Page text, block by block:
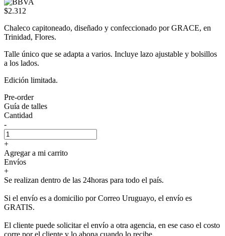
$2.312
Chaleco capitoneado, diseñado y confeccionado por GRACE, en
Trinidad, Flores.
Talle único que se adapta a varios. Incluye lazo ajustable y bolsillos
a los lados.
Edición limitada.
Pre-order
Guía de talles
Cantidad
-
+
Agregar a mi carrito
Envíos
+
Se realizan dentro de las 24horas para todo el país.
Si el envío es a domicilio por Correo Uruguayo, el envío es
GRATIS.
El cliente puede solicitar el envío a otra agencia, en ese caso el costo
corre por el cliente y lo abona cuando lo recibe.